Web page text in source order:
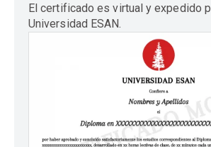
El certificado es virtual y expedido
Universidad ESAN.